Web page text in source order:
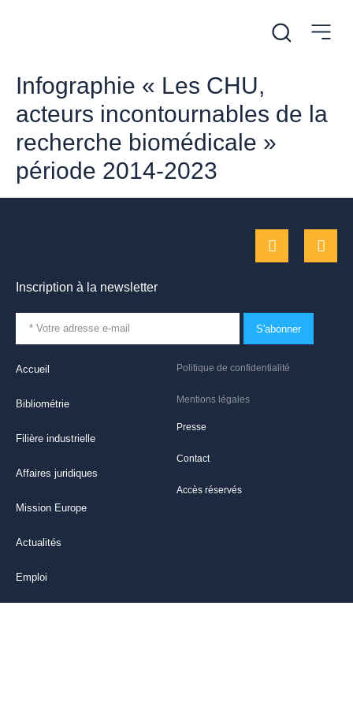
Infographie « Les CHU,
acteurs incontournables de la
recherche biomédicale »
période 2014-2023
Politique de confidentialité
Mentions légales
Presse
Contact
Accès réservés
Accueil
Bibliométrie
Filière industrielle
Affaires juridiques
Mission Europe
Actualités
Emploi
Inscription à la newsletter
S'abonner